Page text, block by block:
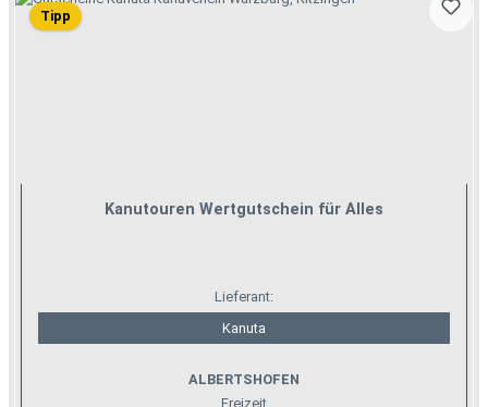
Tipp
Kanutouren Wertgutschein für Alles
Lieferant:
Kanuta
ALBERTSHOFEN
Freizeit